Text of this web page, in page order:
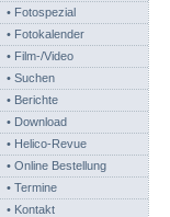
• Fotospezial
• Fotokalender
• Film-/Video
• Suchen
• Berichte
• Download
• Helico-Revue
• Online Bestellung
• Termine
• Kontakt